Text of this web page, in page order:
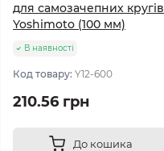
для самозачепних кругів
Yoshimoto (100 мм)
В наявності
Код товару: Y12-600
210.56 грн
До кошика